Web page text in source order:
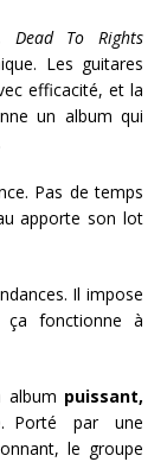
Dead To Rights
Les guitares
efficacité, et la
un album qui
Pas de temps
apporte son lot
Il impose
fonctionne à
album puissant,
. Porté par une
le groupe